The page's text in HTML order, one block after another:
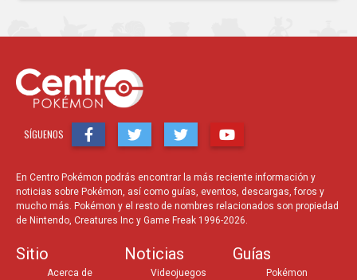
SÍGUENOS
En Centro Pokémon podrás encontrar la más reciente información y
noticias sobre Pokémon, así como guías, eventos, descargas, foros y
mucho más. Pokémon y el resto de nombres relacionados son propiedad
de Nintendo, Creatures Inc y Game Freak 1996-2026.
Sitio
Acerca de
Noticias
Videojuegos
Guías
Pokémon